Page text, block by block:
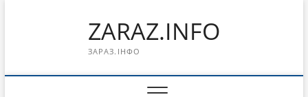
ZARAZ.INFO
ЗАРАЗ.ІНФО